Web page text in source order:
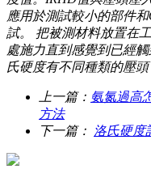
應用於測試較小的部件和O型
試。 把被測材料放置
處施力直到感覺到已經觸到
氏硬度有不同種類的壓頭
上一篇： 氨氮過高
方法
下一篇：
洛氏硬度